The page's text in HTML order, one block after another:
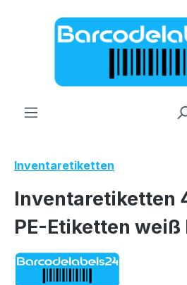
Zum Hauptinhalt springen
Inventaretiketten
Inventaretiketten
PE-Etiketten